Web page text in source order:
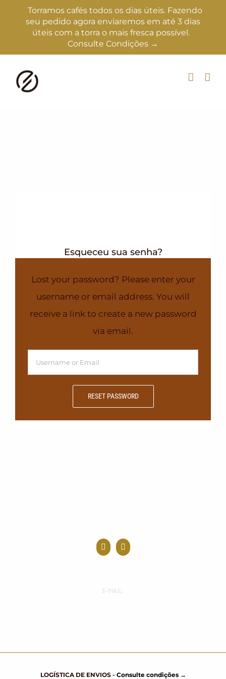
Esqueceu sua senha?
Lost your password? Please enter your
username or email address. You will
receive a link to create a new password
via email.
RESET PASSWORD
E-MAIL:
LOGÍSTICA DE ENVIOS - Consulte condições →
Torramos cafés todos os dias úteis. Fazendo
seu pedido agora enviaremos em até 3 dias
úteis com a torra o mais fresca possível.
Consulte Condições →